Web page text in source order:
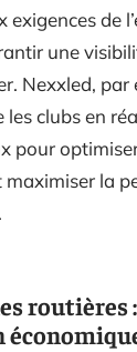
exigences de
une
Nexxled, par
les clubs en
pour
maximiser la
routières